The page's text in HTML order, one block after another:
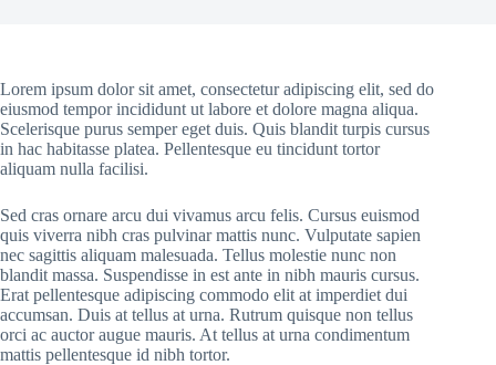
Lorem ipsum dolor sit amet, consectetur adipiscing elit, sed do
eiusmod tempor incididunt ut labore et dolore magna aliqua.
Scelerisque purus semper eget duis. Quis blandit turpis cursus
in hac habitasse platea. Pellentesque eu tincidunt tortor
aliquam nulla facilisi.
Sed cras ornare arcu dui vivamus arcu felis. Cursus euismod
quis viverra nibh cras pulvinar mattis nunc. Vulputate sapien
nec sagittis aliquam malesuada. Tellus molestie nunc non
blandit massa. Suspendisse in est ante in nibh mauris cursus.
Erat pellentesque adipiscing commodo elit at imperdiet dui
accumsan. Duis at tellus at urna. Rutrum quisque non tellus
orci ac auctor augue mauris. At tellus at urna condimentum
mattis pellentesque id nibh tortor.